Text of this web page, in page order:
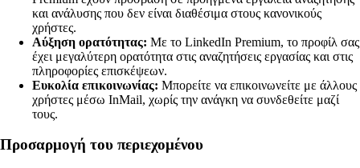
και ανάλυσης που δεν είναι διαθέσιμα στους κανονικούς
χρήστες.
Αύξηση ορατότητας: Με το LinkedIn Premium, το προφίλ σας
έχει μεγαλύτερη ορατότητα στις αναζητήσεις εργασίας και στις
πληροφορίες επισκέψεων.
Ευκολία επικοινωνίας: Μπορείτε να επικοινωνείτε με άλλους
χρήστες μέσω InMail, χωρίς την ανάγκη να συνδεθείτε μαζί
τους.
Προσαρμογή του περιεχομένου